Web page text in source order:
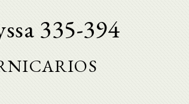
335-394